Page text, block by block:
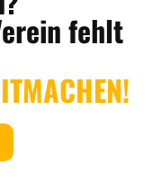
fehlt